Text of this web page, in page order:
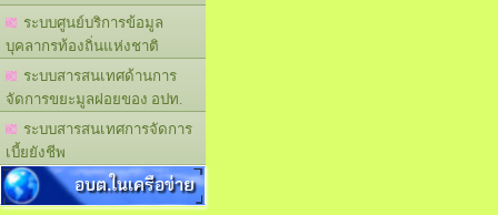
ระบบศูนย์บริการข้อมูล
บุคลากรท้องถิ่นแห่งชาติ
ระบบสารสนเทศด้านการ
จัดการขยะมูลฝอยของ อปท.
ระบบสารสนเทศการจัดการ
เบี้ยยังชีพ
อบต.ในเครือข่าย